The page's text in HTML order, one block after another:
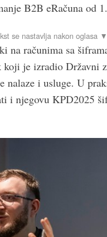
B2B eRačuna od
na računima sa
je izradio Državni
i usluge. U
i njegovu KPD2025